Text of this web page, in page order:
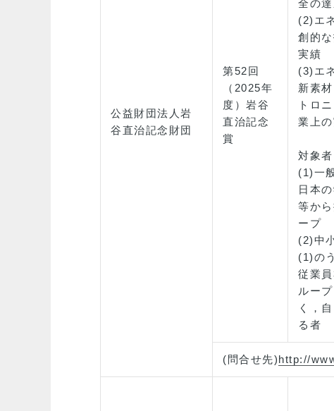
公益財団法人岩
谷直治記念財団
第52回
（2025年
度）岩谷
直治記念
賞
全の
(2)エ
創的
実績
(3)エ
新素
トロ
業上
対象者
(1)一
日本
等か
ープ
(2)中
(1)の
従業
ルー
く，
る者
(問合せ先)http://